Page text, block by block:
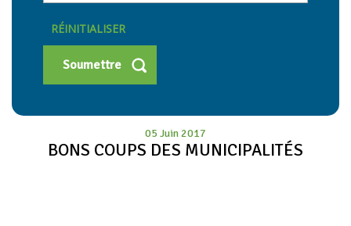
RÉINITIALISER
05 Juin 2017
BONS COUPS DES MUNICIPALITÉS